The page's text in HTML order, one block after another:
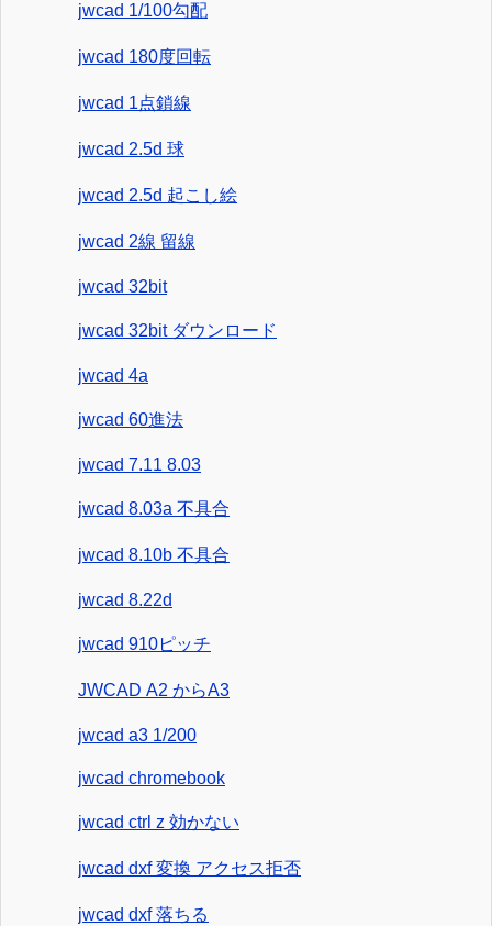
jwcad 1/100勾配
jwcad 180度回転
jwcad 1点鎖線
jwcad 2.5d 球
jwcad 2.5d 起こし絵
jwcad 2線 留線
jwcad 32bit
jwcad 32bit ダウンロード
jwcad 4a
jwcad 60進法
jwcad 7.11 8.03
jwcad 8.03a 不具合
jwcad 8.10b 不具合
jwcad 8.22d
jwcad 910ピッチ
JWCAD A2 からA3
jwcad a3 1/200
jwcad chromebook
jwcad ctrl z 効かない
jwcad dxf 変換 アクセス拒否
jwcad dxf 落ちる